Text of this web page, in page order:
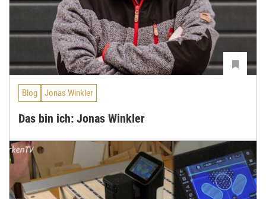
Blog Jonas Winkler
Das bin ich: Jonas Winkler